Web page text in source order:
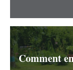
Comment